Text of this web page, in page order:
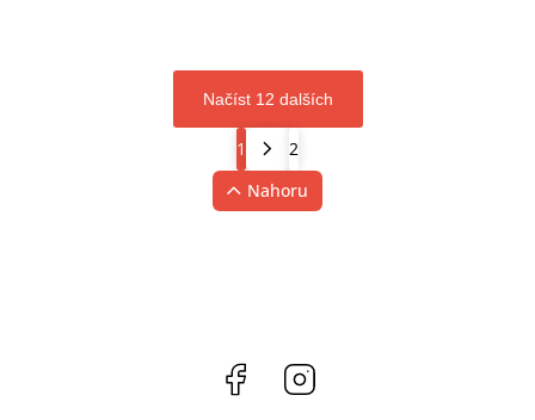
Načíst 12 dalších
1
2
Nahoru
Facebook